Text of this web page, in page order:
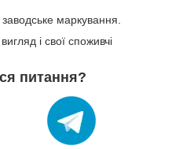
маркування.
і свої споживчі
питання?